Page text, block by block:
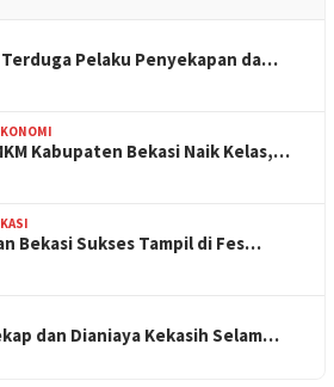
Pelaku Penyekapan da…
Kabupaten Bekasi Naik Kelas,…
Bekasi Sukses Tampil di Fes…
dan Dianiaya Kekasih Selam…